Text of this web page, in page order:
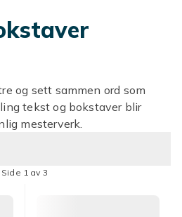
og sett sammen ord som
tekst og bokstaver blir
mesterverk.
Side 1 av 3